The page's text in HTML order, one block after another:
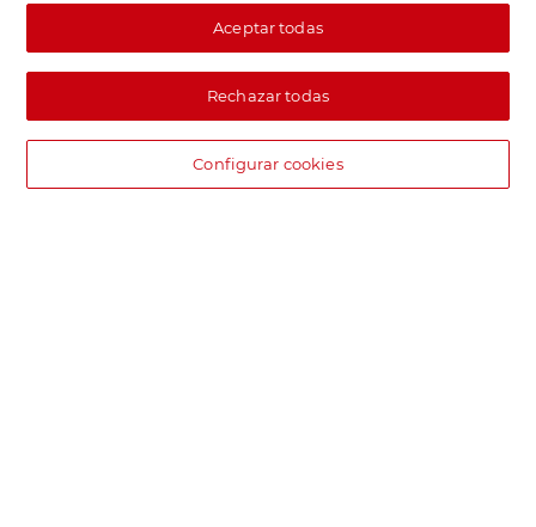
Aceptar todas
Rechazar todas
Configurar cookies